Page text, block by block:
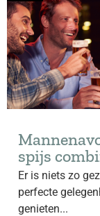
spijs
Er is niets zo
perfecte
genieten...